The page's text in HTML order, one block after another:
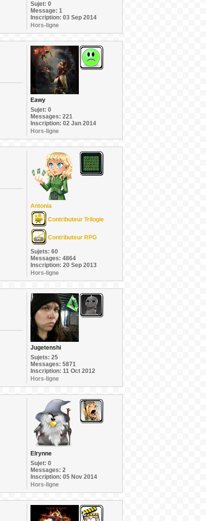
Sujet: 0
Message: 1
Inscription: 03 Sep 2014
Hors-ligne
Eawy
Sujet: 0
Messages: 221
Inscription: 02 Jan 2014
Hors-ligne
Antonia
Contributeur Trilogie
Contributeur RPG
Sujets: 60
Messages: 4864
Inscription: 20 Sep 2013
Hors-ligne
Jugetenshi
Sujets: 25
Messages: 5871
Inscription: 11 Oct 2012
Hors-ligne
Elrynne
Sujet: 0
Messages: 2
Inscription: 05 Nov 2014
Hors-ligne